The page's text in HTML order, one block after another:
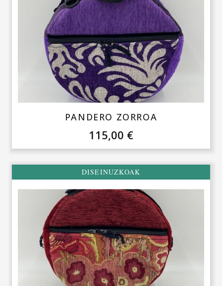
PANDERO ZORROA
115,00 €
DISEINUZKOAK